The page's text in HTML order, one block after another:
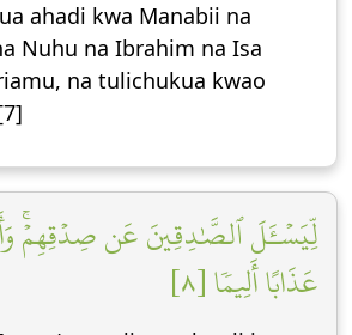
ahadi kwa Manabii na
Nuhu na Ibrahim na Isa
na tulichukua kwao
لِّيَسۡـَٔلَ ٱلصَّٰدِقِينَ عَن صِدۡقِهِمۡۚ
عَذَابًا أَلِيمٗا [٨]